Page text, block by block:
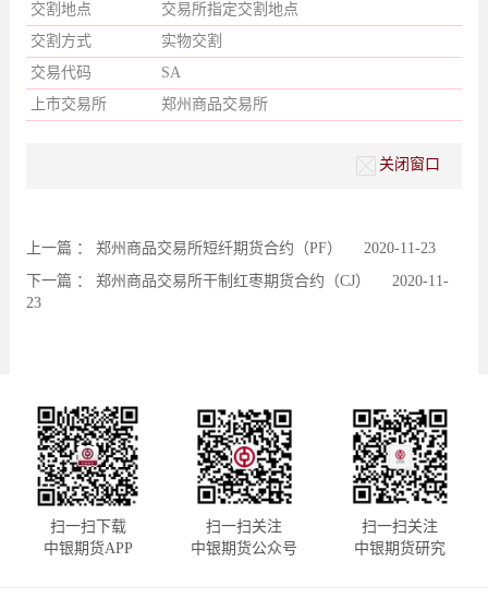
交割地点
交易所指定交割地点
交割方式
实物交割
交易代码
SA
上市交易所
郑州商品交易所
关闭窗口
上一篇 ： 郑州商品交易所短纤期货合约（PF）
2020-11-23
下一篇 ： 郑州商品交易所干制红枣期货合约（CJ）
2020-11-
23
扫一扫下载
中银期货APP
扫一扫关注
中银期货公众号
扫一扫关注
中银期货研究